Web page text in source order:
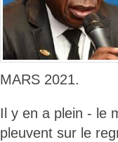
MARS 2021.
Il y en a plein - le
pleuvent sur le